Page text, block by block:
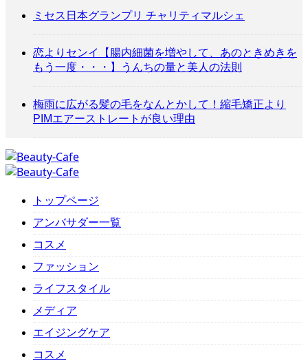
ミセス日本グランプリ チャリティマルシェ
恋よりセンイ【腸内細菌を増やして、あのときめきを
もう一度・・・】うんちの量と美人の法則
梅雨に広がる髪の毛をなんとかして！縮毛矯正より
PIMエアーストレートが良い理由
トップページ
アンバサダー一覧
コスメ
ファッション
ライフスタイル
メディア
エイジングケア
コスメ